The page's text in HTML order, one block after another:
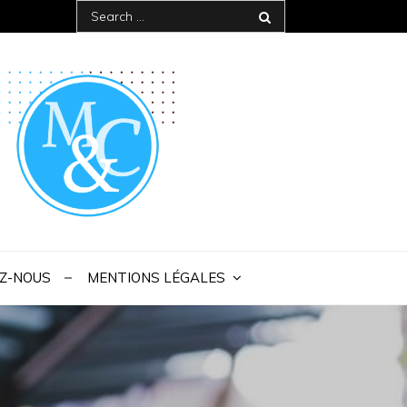
Search
for:
Bordeaux
NOUS MENTIONS LÉGALES